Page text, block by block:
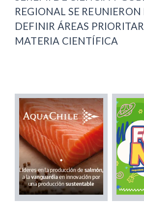
REGIONAL SE REUNIERON
DEFINIR ÁREAS
MATERIA CIENTÍFICA